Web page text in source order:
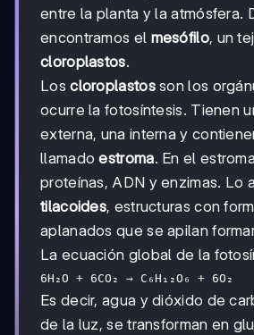
entre la planta y la atmósfera.
encontramos el mesófilo, un
cloroplastos.
Loscloroplastosson los
ocurre la fotosíntesis. Tienen
externa, una interna y
llamadoestroma. En el
proteínas, ADN y enzimas. Lo
tilacoides, estructuras con
aplanados que se apilan
La ecuación global de la
6H₂O + 6CO₂ → C₆H₁₂O₆ + 6O₂
Es decir, agua y dióxido de
de la luz, se transforman en